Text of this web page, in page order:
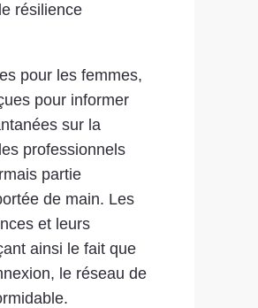
résilience
pour les femmes,
pour informer
sur la
professionnels
partie
de main. Les
et leurs
ainsi le fait que
le réseau de